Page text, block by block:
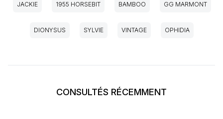
JACKIE 1955 HORSEBIT BAMBOO GG MARMONT
DIONYSUS SYLVIE VINTAGE OPHIDIA
CONSULTÉS RÉCEMMENT